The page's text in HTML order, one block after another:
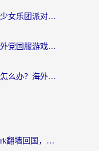
乌克兰怎么玩梦想协奏曲少女乐团派对？海外党国服游戏加速全攻略（附欧洲重生细胞荒野行动不卡技巧）
玩末剑哪个加速器好？海外党国服游戏畅玩终极指南（附3款热门游戏实测）
宝石大乱斗国外无法登陆怎么办？海外玩家专属加速指南（附穿越火线原野传说解决方案）
海外党必看：除了Surfshark翻墙回国，这些加速器选择技巧你真的懂吗？